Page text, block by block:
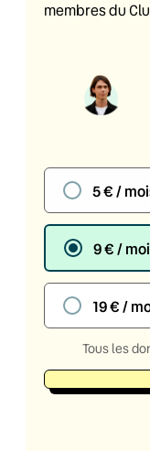
membres du
5 € /
9 € /
19 € /
Tous les